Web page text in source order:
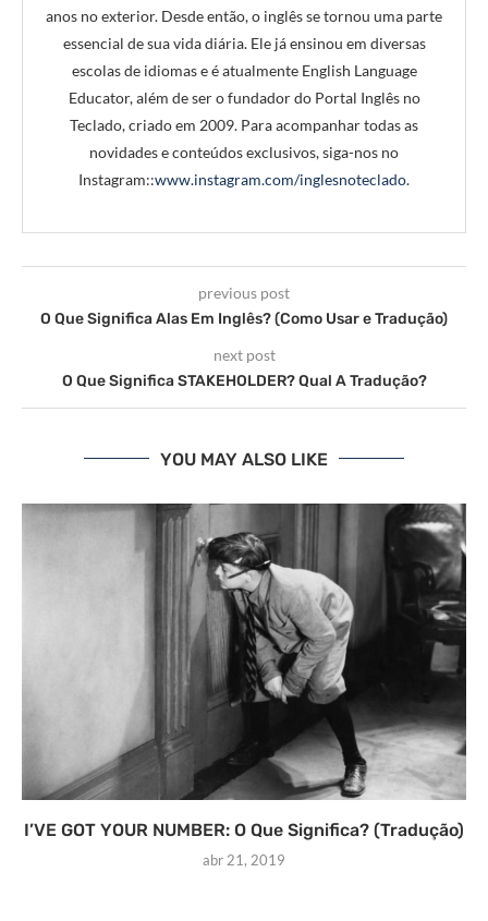
anos no exterior. Desde então, o inglês se tornou uma parte
essencial de sua vida diária. Ele já ensinou em diversas
escolas de idiomas e é atualmente English Language
Educator, além de ser o fundador do Portal Inglês no
Teclado, criado em 2009. Para acompanhar todas as
novidades e conteúdos exclusivos, siga-nos no
Instagram::www.instagram.com/inglesnoteclado.
previous post
O Que Significa Alas Em Inglês? (Como Usar e Tradução)
next post
O Que Significa STAKEHOLDER? Qual A Tradução?
YOU MAY ALSO LIKE
I’VE GOT YOUR NUMBER: O Que Significa? (Tradução)
abr 21, 2019